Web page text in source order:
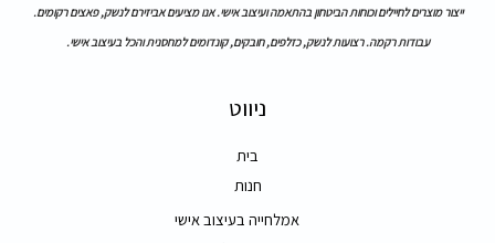
ייצור מוצרים לחיילים וכוחות הביטחון בהתאמה ועיצוב אישי. אנו מציעים אביזירם לנשק, פאצים רקומים.
עבודות רקמה. רצועות לנשק, כזלפים, חובקים, קונדומים למחסנית והכל בעיצוב אישי.
ניווט
בית
חנות
אמלחייה בעיצוב אישי